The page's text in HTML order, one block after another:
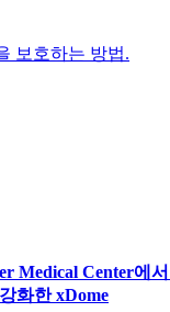
보호하는 방법.
Medical Center에
화한 xDome